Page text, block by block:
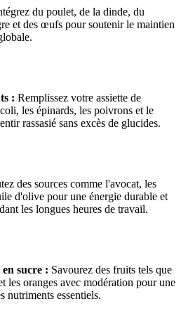
du poulet, de la dinde, du
et des œufs pour soutenir le maintien
: Remplissez votre assiette de
les épinards, les poivrons et le
rassasié sans excès de glucides.
des sources comme l'avocat, les
d'olive pour une énergie durable et
les longues heures de travail.
sucre : Savourez des fruits tels que
les oranges avec modération pour une
nutriments essentiels.